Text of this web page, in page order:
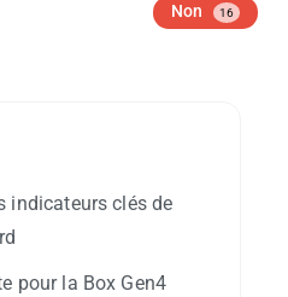
Non 16
indicateurs clés de
pour la Box Gen4